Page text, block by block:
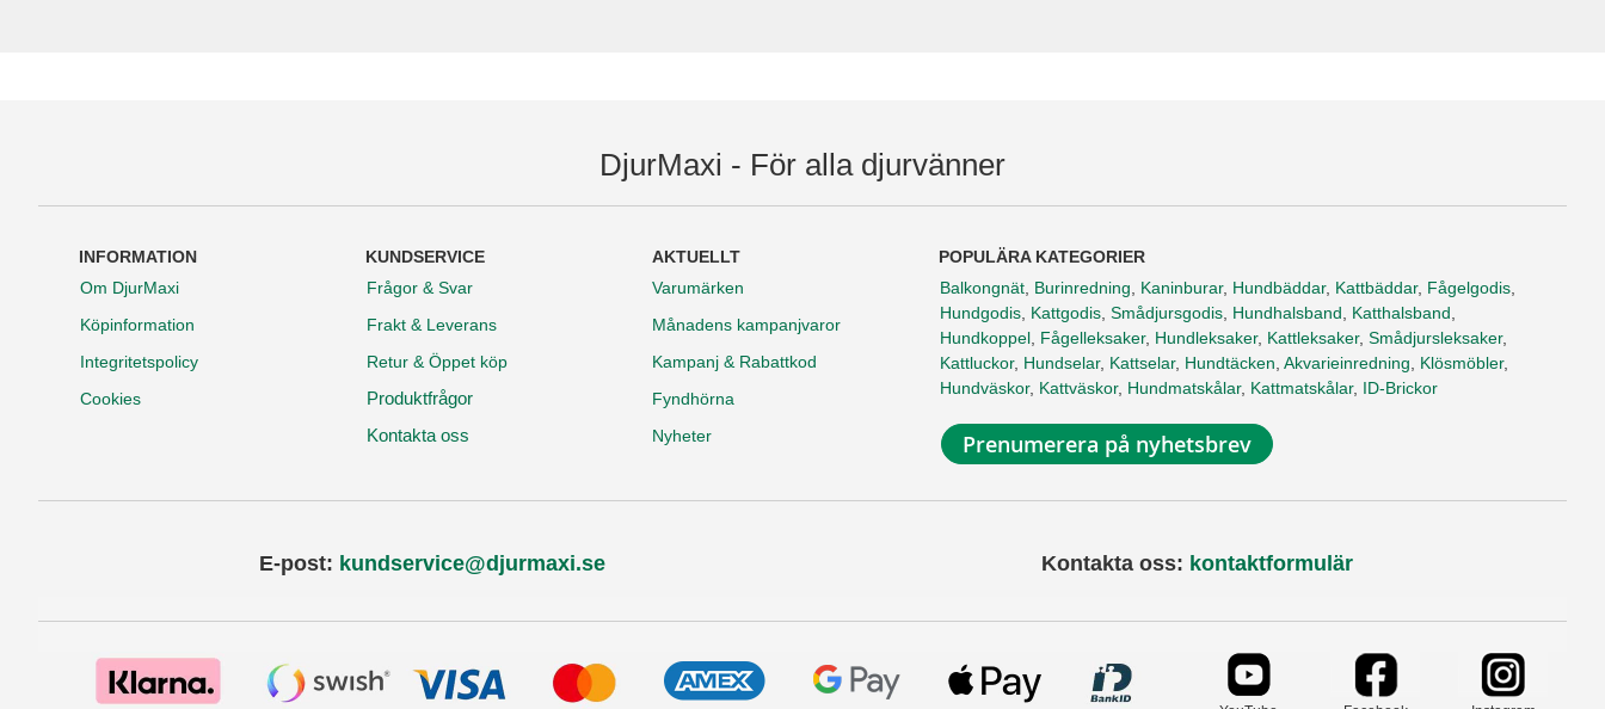
DjurMaxi - För alla djurvänner
INFORMATION
Om DjurMaxi
Köpinformation
Integritetspolicy
Cookies
KUNDSERVICE
Frågor & Svar
Frakt & Leverans
Retur & Öppet köp
Produktfrågor
Kontakta oss
AKTUELLT
Varumärken
Månadens kampanjvaror
Kampanj & Rabattkod
Fyndhörna
Nyheter
POPULÄRA KATEGORIER
Balkongnät Burinredning Kaninburar, Hundbäddar, Kattbäddar, Fågelgodis
Hundgodis Kattgodis Smådjursgodis Hundhalsband Katthalsband
Hundkoppel Fågelleksaker, Hundleksaker, Kattleksaker, Smådjursleksaker,
Kattluckor, Hundselar, Kattselar, Hundtäcken Akvarieinredning Klösmöbler,
Hundväskor, Kattväskor, Hundmatskålar, Kattmatskålar, ID-Brickor
Prenumerera på nyhetsbrev
E-post: kundservice@djurmaxi.se Kontakta oss: kontaktformulär